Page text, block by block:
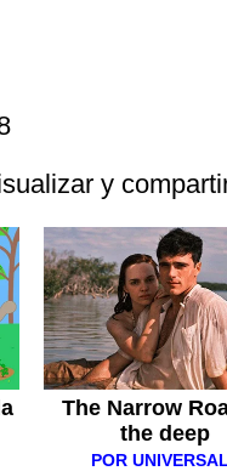
y
The Narrow
the deep
POR